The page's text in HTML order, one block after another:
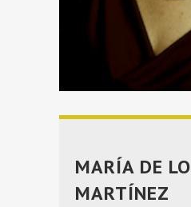
MARÍA DE
MARTÍNEZ